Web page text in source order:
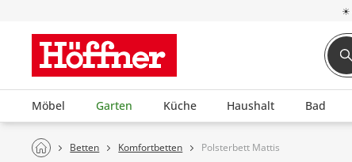
☀
Möbel Garten Küche Haushalt Bad
Betten Komfortbetten Polsterbett Mattis